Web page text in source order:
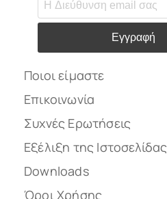
Εγγραφή
Ποιοι είμαστε
Επικοινωνία
Συχνές Ερωτήσεις
Εξέλιξη της Ιστοσελίδας
Downloads
Όροι Χρήσης